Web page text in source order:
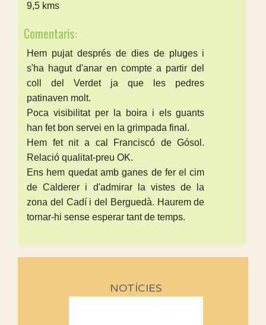
9,5 kms
Comentaris:
Hem pujat després de dies de pluges i
s'ha hagut d'anar en compte a partir del
coll del Verdet ja que les pedres
patinaven molt.
Poca visibilitat per la boira i els guants
han fet bon servei en la grimpada final.
Hem fet nit a cal Franciscó de Gósol.
Relació qualitat-preu OK.
Ens hem quedat amb ganes de fer el cim
de Calderer i d'admirar la vistes de la
zona del Cadí i del Berguedà. Haurem de
tornar-hi sense esperar tant de temps.
NOTÍCIES